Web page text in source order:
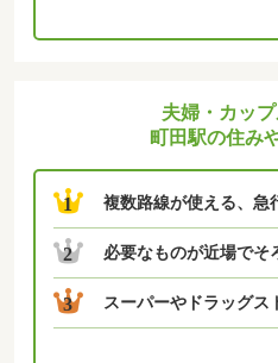
夫婦・カッ
町田駅の住み
1 複数路線が使える、急
2 必要なものが近場でそ
3 スーパーやドラッグス